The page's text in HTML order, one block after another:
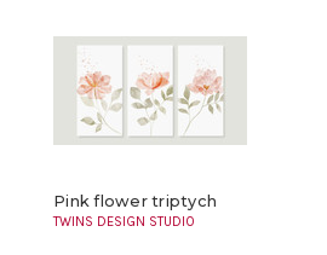
Pink flower triptych
TWINS DESIGN STUDIO